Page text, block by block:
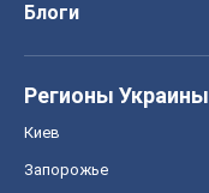
Блоги
Регионы Украины
Киев
Запорожье